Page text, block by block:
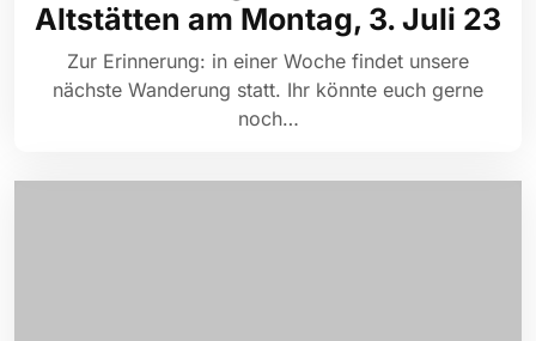
Altstätten am Montag, 3. Juli 23
Zur Erinnerung: in einer Woche findet unsere
nächste Wanderung statt. Ihr könnte euch gerne
noch…